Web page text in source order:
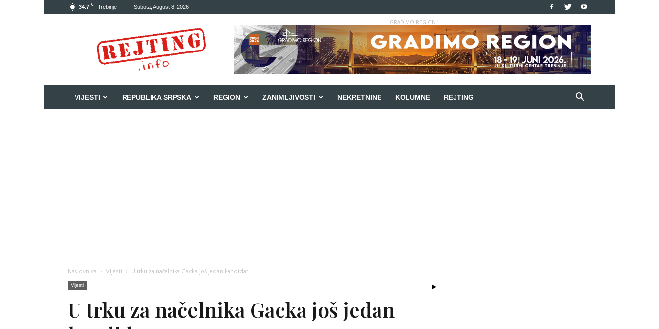
34.7 C Trebinje Subota, August 8, 2026
GRADIMO REGION
VIJESTI REPUBLIKA SRPSKA REGION ZANIMLJIVOSTI NEKRETNINE KOLUMNE REJTING
Naslovnica Vijesti U trku za načelnika Gacka još jedan kandidat
Vijesti
U trku za načelnika Gacka još jedan